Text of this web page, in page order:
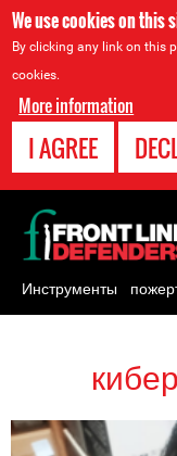
We use cookies on this
By clicking any link on this
cookies.
More information
I AGREE
top
Back
to
top
Инструменты
для